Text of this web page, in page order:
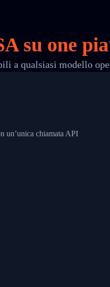
KONG-HONG KONG,2017-03-
su one
a qualsiasi modello
un’unica chiamata API